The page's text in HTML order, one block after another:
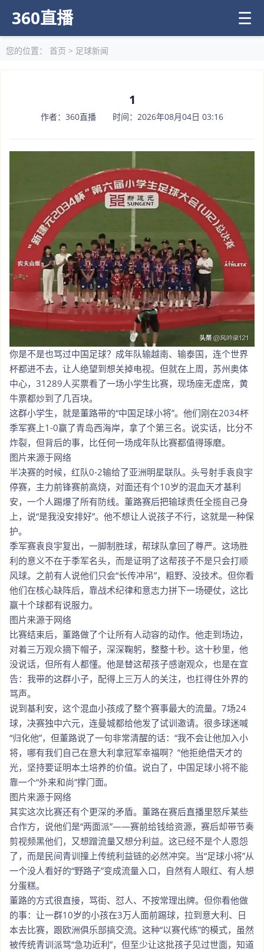
360直播 ☰
您的位置： 首页 > 足球新闻
1
作者：360直播 时间：2026年08月04日 03:16
你是不是也骂过中国足球？成年队输越南、输泰国，连个世界
杯都进不去，让人绝望到想关掉电视。但就在上周，苏州奥体
中心，31289人买票看了一场小学生比赛，现场座无虚席，黄
牛票都炒到了几百块。
这群小学生，就是董路带的“中国足球小将”。他们刚在2034杯
季军赛上1-0赢了青岛西海岸，拿了个第三名。说实话，比分不
炸裂，但背后的事，比任何一场成年队比赛都值得琢磨。
图片来源于网络
半决赛的时候，红队0-2输给了亚洲明星联队。头号射手袁良宇
停赛，主力前锋赛前高烧，对面还有个10岁的混血天才基利
安，一个人踢爆了所有防线。董路赛后把输球责任全揽自己身
上，说“是我没安排好”。他不想让人说孩子不行，这就是一种保
护。
季军赛袁良宇复出，一脚制胜球，帮球队拿回了尊严。这场胜
利的意义不在于季军名头，而是证明了这帮孩子不是只会打顺
风球。之前有人说他们只会“长传冲吊”，粗野、没技术。但你看
他们在核心缺阵后，靠战术纪律和意志力拼下一场硬仗，这比
赢十个球都有说服力。
图片来源于网络
比赛结束后，董路做了个让所有人动容的动作。他走到场边，
对着三万观众摘下帽子，深深鞠躬，整整十秒。这十秒里，他
没说话，但所有人都懂。他是替这帮孩子感谢观众，也是在宣
告：我带的这群小子，配得上三万人的关注，也扛得住外界的
骂声。
说到基利安，这个混血小孩成了整个赛事最大的流量。7场24
球，决赛独中六元，连曼城都给他发了试训邀请。很多球迷喊
“归化他”，但董路说了一句非常清醒的话：“我不会让他加入小
将，哪有我们自己在意大利拿冠军幸福啊？”他拒绝借天才的
光，坚持要证明本土培养的价值。说白了，中国足球小将不能
靠一个“外来和尚”撑门面。
图片来源于网络
其实这次比赛还有个更深的矛盾。董路在赛后直播里怒斥某些
合作方，说他们是“两面派”——赛前给钱给资源，赛后却带节奏
剪视频黑他们，又想蹭流量又想分利益。这已经不是个人恩怨
了，而是民间青训撞上传统利益链的必然冲突。当“足球小将”从
一个没人看好的“野路子”变成流量入口，自然有人眼红、有人想
分蛋糕。
董路的方式很直接，骂街、怼人、不按常理出牌。但你看他做
的事：让一群10岁的小孩在3万人面前踢球，拉到意大利、日
本去比赛，跟欧洲俱乐部搞交流。这种“以赛代练”的模式，虽然
被传统青训派骂“急功近利”，但至少让这批孩子见过世面，知道